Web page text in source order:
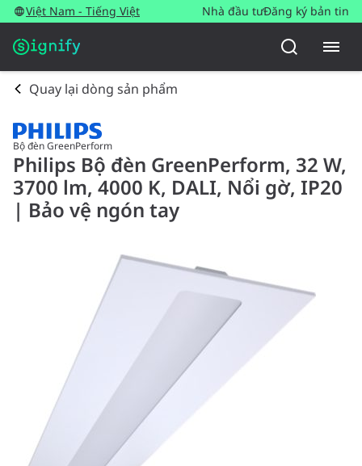
Việt Nam - Tiếng Việt Nhà đầu tưĐăng ký bản tin
Quay lại dòng sản phẩm
Bộ đèn GreenPerform
Philips Bộ đèn GreenPerform, 32 W,
3700 lm, 4000 K, DALI, Nổi gờ, IP20
| Bảo vệ ngón tay